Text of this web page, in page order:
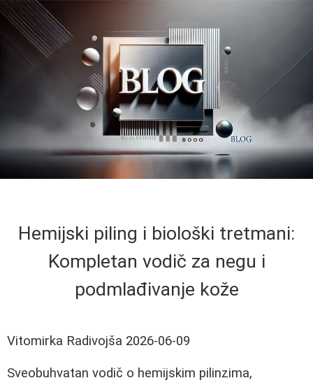
Hemijski piling i biološki tretmani:
Kompletan vodič za negu i
podmlađivanje kože
Vitomirka Radivojša 2026-06-09
Sveobuhvatan vodič o hemijskim pilinzima,